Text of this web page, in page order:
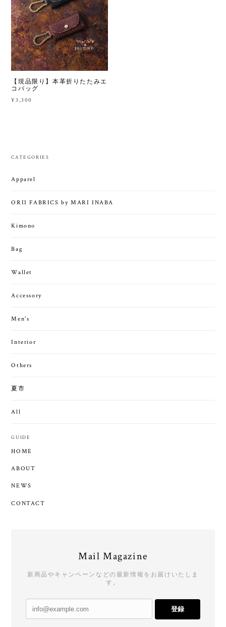
【現品限り】本革折りたたみエ
コバッグ
¥3,300
CATEGORIES
Apparel
ORII FABRICS by MARI INABA
Kimono
Bag
Wallet
Accessory
Men's
Interior
Others
夏市
All
GUIDE
HOME
ABOUT
NEWS
CONTACT
Mail Magazine
新商品やキャンペーンなどの最新情報をお届けいたしま
す。
登録